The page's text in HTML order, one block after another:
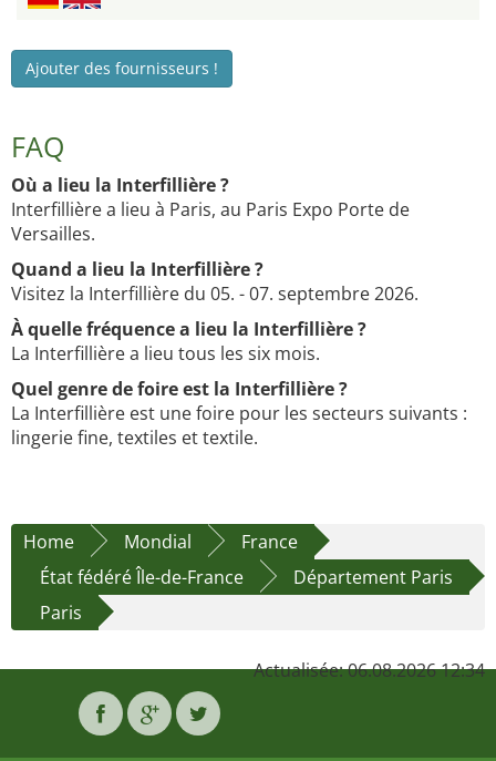
Ajouter des fournisseurs !
FAQ
Où a lieu la Interfillière ?
Interfillière a lieu à Paris, au Paris Expo Porte de
Versailles.
Quand a lieu la Interfillière ?
Visitez la Interfillière du 05. - 07. septembre 2026.
À quelle fréquence a lieu la Interfillière ?
La Interfillière a lieu tous les six mois.
Quel genre de foire est la Interfillière ?
La Interfillière est une foire pour les secteurs suivants :
lingerie fine, textiles et textile.
Home Mondial
France
État fédéré Île-de-France
Département Paris
Paris
Actualisée: 06.08.2026 12:34